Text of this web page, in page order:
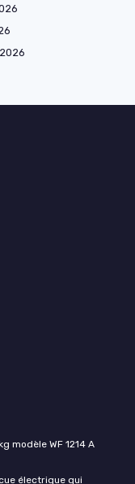
modèle WF 1214 A
électrique qui